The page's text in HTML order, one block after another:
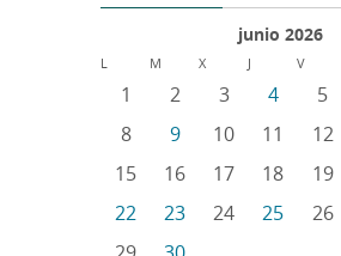
junio 2026
L M X J V
1 2 3 4 5
8
9 10 11 12
15
16 17 18 19
22
23 24 25 26